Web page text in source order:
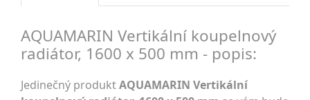
AQUAMARIN Vertikální koupelnový
radiátor, 1600 x 500 mm - popis:
Jedinečný produktAQUAMARIN Vertikální